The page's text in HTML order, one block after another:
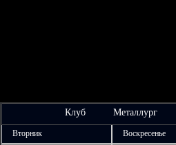
Клуб Металлург
Вторник Воскресенье